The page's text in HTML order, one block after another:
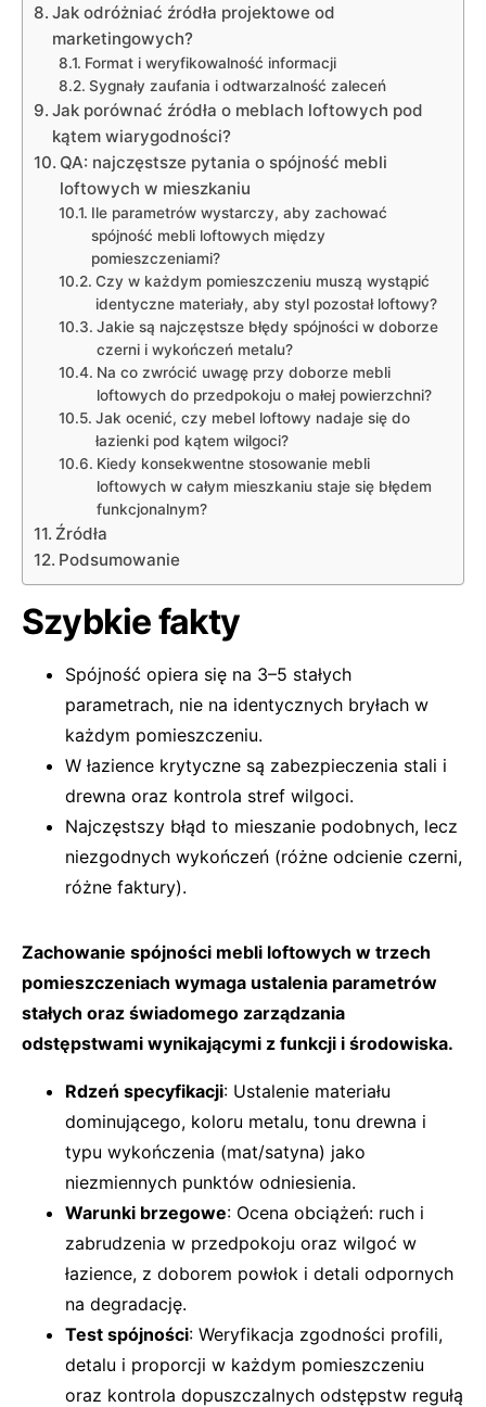
Jak odróżniać źródła projektowe od
marketingowych?
Format i weryfikowalność informacji
Sygnały zaufania i odtwarzalność zaleceń
Jak porównać źródła o meblach loftowych pod
kątem wiarygodności?
QA: najczęstsze pytania o spójność mebli
loftowych w mieszkaniu
Ile parametrów wystarczy, aby zachować
spójność mebli loftowych między
pomieszczeniami?
Czy w każdym pomieszczeniu muszą wystąpić
identyczne materiały, aby styl pozostał loftowy?
Jakie są najczęstsze błędy spójności w doborze
czerni i wykończeń metalu?
Na co zwrócić uwagę przy doborze mebli
loftowych do przedpokoju o małej powierzchni?
Jak ocenić, czy mebel loftowy nadaje się do
łazienki pod kątem wilgoci?
Kiedy konsekwentne stosowanie mebli
loftowych w całym mieszkaniu staje się błędem
funkcjonalnym?
Źródła
Podsumowanie
Szybkie fakty
Spójność opiera się na 3–5 stałych
parametrach, nie na identycznych bryłach w
każdym pomieszczeniu.
W łazience krytyczne są zabezpieczenia stali i
drewna oraz kontrola stref wilgoci.
Najczęstszy błąd to mieszanie podobnych, lecz
niezgodnych wykończeń (różne odcienie czerni,
różne faktury).
Zachowanie spójności mebli loftowych w trzech
pomieszczeniach wymaga ustalenia parametrów
stałych oraz świadomego zarządzania
odstępstwami wynikającymi z funkcji i środowiska.
Rdzeń specyfikacji: Ustalenie materiału
dominującego, koloru metalu, tonu drewna i
typu wykończenia (mat/satyna) jako
niezmiennych punktów odniesienia.
Warunki brzegowe: Ocena obciążeń: ruch i
zabrudzenia w przedpokoju oraz wilgoć w
łazience, z doborem powłok i detali odpornych
na degradację.
Test spójności: Weryfikacja zgodności profili,
detalu i proporcji w każdym pomieszczeniu
oraz kontrola dopuszczalnych odstępstw regułą